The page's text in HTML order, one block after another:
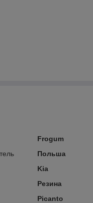
Frogum
Польша
Kia
Резина
Picanto